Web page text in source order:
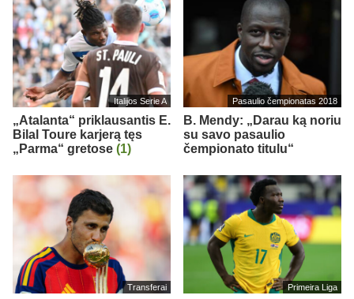
Italijos Serie A
„Atalanta“ priklausantis E.
Bilal Toure karjerą tęs
„Parma“ gretose (1)
Pasaulio čempionatas 2018
B. Mendy: „Darau ką noriu
su savo pasaulio
čempionato titulu“
Transferai Primeira Liga